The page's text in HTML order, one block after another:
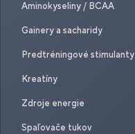
Aminokyseliny / BCAA
Gainery a sacharidy
Predtréningové stimulanty
Kreatíny
Zdroje energie
Spaľovače tukov